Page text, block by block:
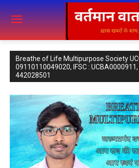
Breathe of Life Multipurpose Society
09110110049020, IFSC : UCBA0000911,
442028501